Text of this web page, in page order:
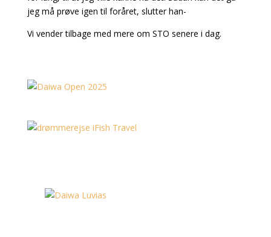
jeg må prøve igen til foråret, slutter han-
Vi vender tilbage med mere om STO senere i dag.